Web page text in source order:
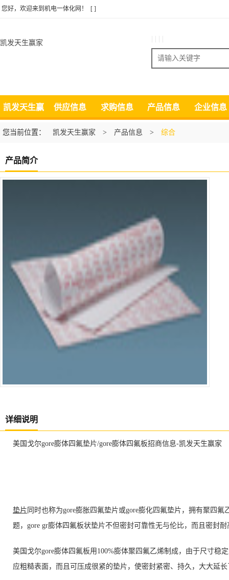
您好，欢迎来到机电一体化网！ [ ]
凯发天生赢家
搜索
凯发天生赢
家
供应信息 求购信息 产品信息 企业信息
您当前位置： 凯发天生赢家 > 产品信息 > 综合
产品简介
详细说明
美国戈尔gore膨体四氟垫片/gore膨体四氟板招商信息-凯发天生赢家
垫片 同时也称为gore膨胀四氟垫片或gore膨化四氟垫片，拥有聚四
题，gore gr膨体四氟板状垫片不但密封可靠性无与伦比，而且密封
美国戈尔gore膨体四氟板用100%膨体聚四氟乙烯制成，由于尺寸稳
应粗糙表面，而且可压成很紧的垫片，使密封紧密、持久，大大延